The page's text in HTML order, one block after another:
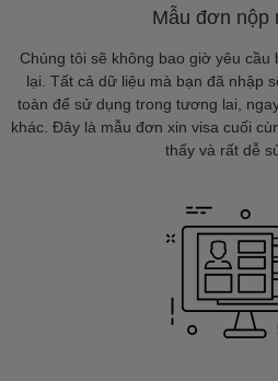
Mẫu đơn nộp
Chúng tôi sẽ không bao giờ yêu cầu
lại. Tất cả dữ liệu mà bạn đã nhập
toàn để sử dụng trong tương lai,
khác. Đây là mẫu đơn xin visa cuối
thấy và rất dễ